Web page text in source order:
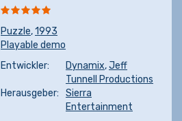
Puzzle,1993
Playable demo
Entwickler:
Dynamix,Jeff
Tunnell Productions
Herausgeber:
Sierra
Entertainment